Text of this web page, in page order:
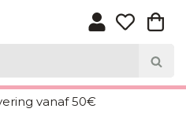
vanaf 50€